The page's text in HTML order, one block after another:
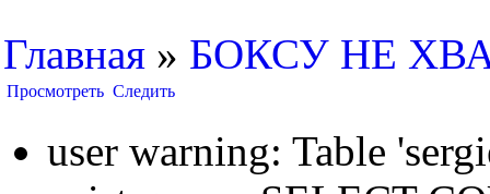
Главная » БОКСУ НЕ
Просмотреть Следить
user warning: Table